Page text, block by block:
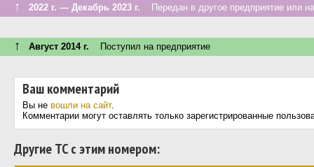
↑ 2022 г. — Декабрь 2023 г. Передан в другое предприятие или
↑ Август 2014 г. Поступил на предприятие
Ваш комментарий
Вы не вошли на сайт.
Комментарии могут оставлять только зарегистрированные
Другие ТС с этим номером: